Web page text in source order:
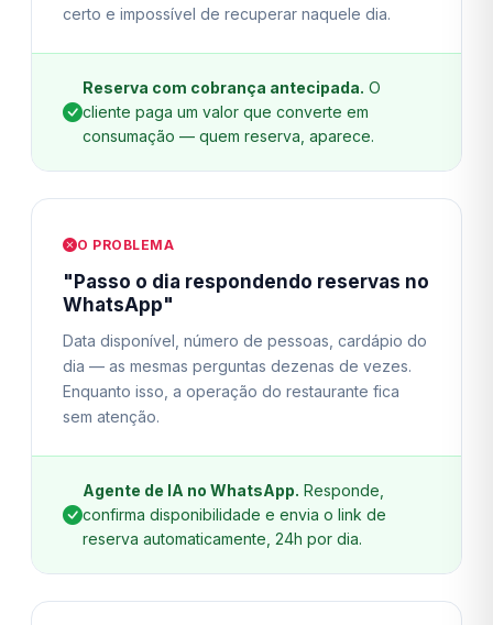
certo e impossível de recuperar naquele dia.
Reserva com cobrança antecipada. O
cliente paga um valor que converte em
consumação — quem reserva, aparece.
O PROBLEMA
"Passo o dia respondendo reservas no
WhatsApp"
Data disponível, número de pessoas, cardápio do
dia — as mesmas perguntas dezenas de vezes.
Enquanto isso, a operação do restaurante fica
sem atenção.
Agente de IA no WhatsApp. Responde,
confirma disponibilidade e envia o link de
reserva automaticamente, 24h por dia.